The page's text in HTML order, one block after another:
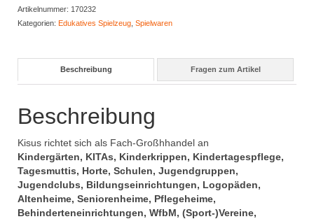
Artikelnummer: 170232
Kategorien: Edukatives Spielzeug Spielwaren
Beschreibung Fragen zum Artikel
Beschreibung
Kisus richtet sich als Fach-Großhhandel an
Kindergärten, KITAs, Kinderkrippen, Kindertagespflege,
Tagesmuttis, Horte, Schulen, Jugendgruppen,
Jugendclubs, Bildungseinrichtungen, Logopäden,
Altenheime, Seniorenheime, Pflegeheime,
Behinderteneinrichtungen, WfbM, (Sport-)Vereine,